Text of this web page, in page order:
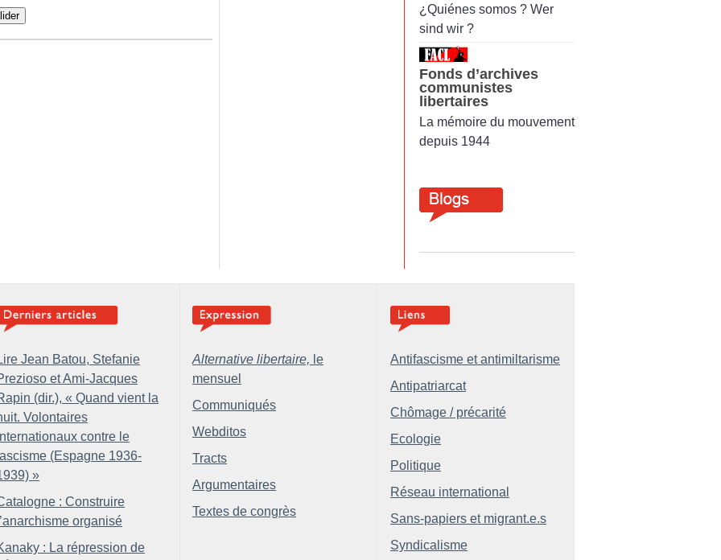
¿Quiénes somos ? Wer
sind wir ?
Fonds d’archives
communistes
libertaires
La mémoire du mouvement
depuis 1944
Jean Batou, Stefanie
et Ami-Jacques
(dir.), « Quand vient la
Volontaires
contre le
(Espagne 1936-
»
: Construire
organisé
: La répression de
Alternative libertaire, le
mensuel
Communiqués
Webditos
Tracts
Argumentaires
Textes de congrès
Antifascisme et antimiltarisme
Antipatriarcat
Chômage / précarité
Ecologie
Politique
Réseau international
Sans-papiers et migrant.e.s
Syndicalisme